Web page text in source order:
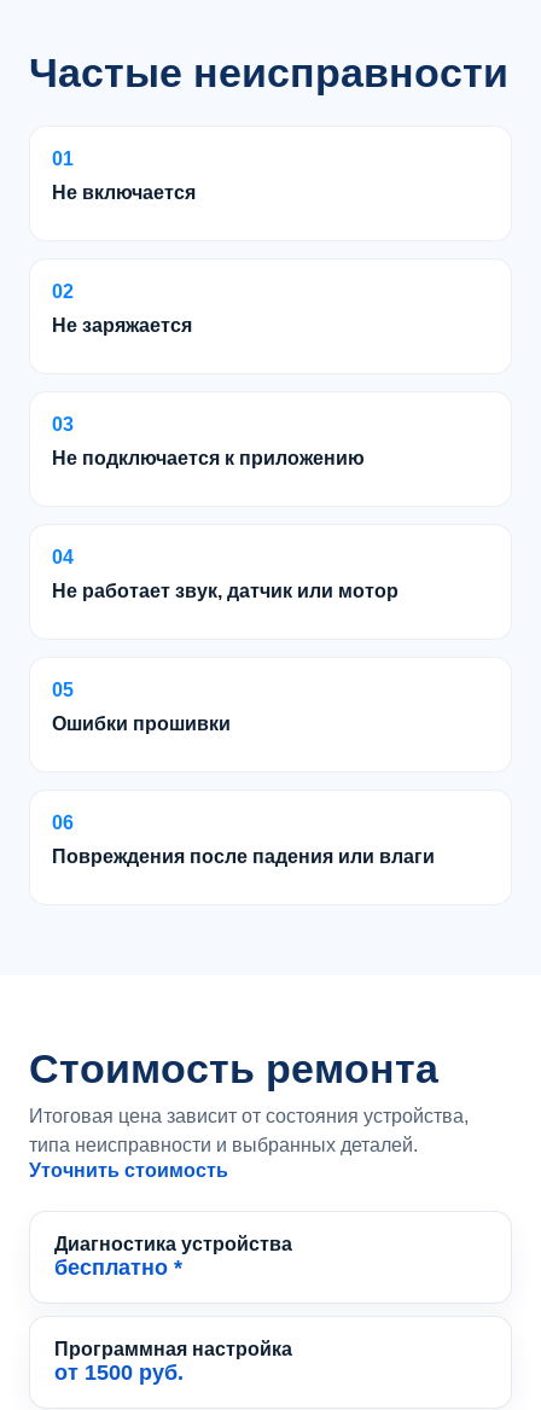
Частые неисправности
01
Не включается
02
Не заряжается
03
Не подключается к приложению
04
Не работает звук, датчик или мотор
05
Ошибки прошивки
06
Повреждения после падения или влаги
Стоимость ремонта
Итоговая цена зависит от состояния устройства,
типа неисправности и выбранных деталей.
Уточнить стоимость
Диагностика устройства
бесплатно *
Программная настройка
от 1500 руб.